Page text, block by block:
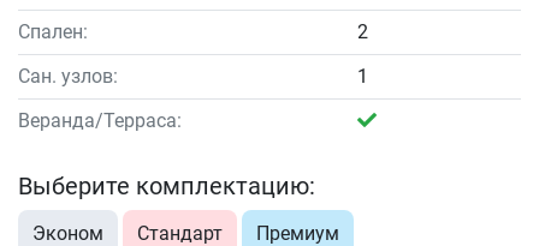
Спален:
2
Сан. узлов:
1
Веранда/Терраса:
Выберите комплектацию:
Эконом Стандарт Премиум